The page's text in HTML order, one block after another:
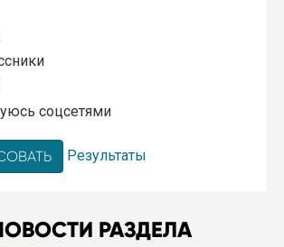
соцсетями
Результаты
РАЗДЕЛА